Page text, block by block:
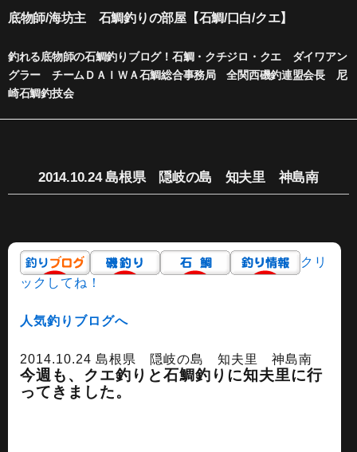
内
容
ス
キ
プ
底物師/海坊主 石鯛釣りの部屋【石鯛/口白/クエ】
釣れる底物師の石鯛釣りブログ！石鯛・クチジロ・クエ ダイワアン
グラー チームＤＡＩＷＡ石鯛総合事務局 全関西磯釣連盟会長 尼
崎石鯛釣技会
2014.10.24 島根県 隠岐の島 知夫里 神島南
クリ
ックしてね！
人気釣りブログへ
2014.10.24 島根県 隠岐の島 知夫里 神島南
今週も、クエ釣りと石鯛釣りに知夫里に行
ってきました。